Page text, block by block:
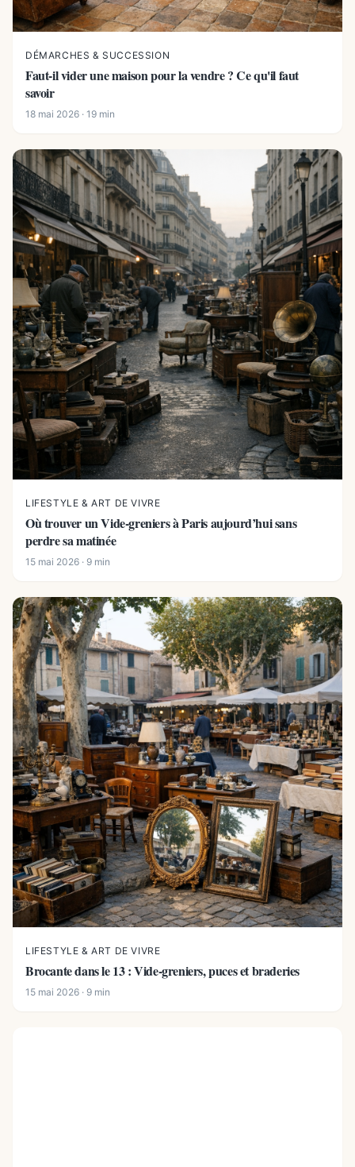
DÉMARCHES & SUCCESSION
Faut-il vider une maison pour la vendre ? Ce qu'il faut
savoir
18 mai 2026 · 19 min
LIFESTYLE & ART DE VIVRE
Où trouver un Vide-greniers à Paris aujourd’hui sans
perdre sa matinée
15 mai 2026 · 9 min
LIFESTYLE & ART DE VIVRE
Brocante dans le 13 : Vide-greniers, puces et braderies
15 mai 2026 · 9 min